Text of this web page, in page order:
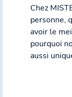
Chez
personne,
avoir le
pourquoi
aussi